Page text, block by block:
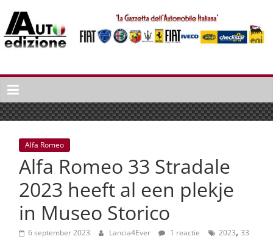
naar
inhoud
Auto
Edizione
La
Gazetta
dell'Automobile
Italiana
Italiaans
autonieuws
lifestyle
Alfa Romeo
Alfa Romeo 33 Stradale
2023 heeft al een plekje
in Museo Storico
6 september 2023 Lancia4Ever 1 reactie 2023, 33